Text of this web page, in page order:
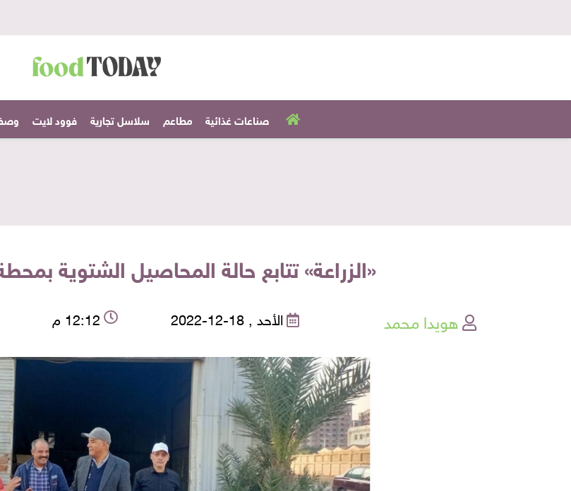
صناعات غذائية مطاعم سلاسل تجارية فوود لايت
«الزراعة» تتابع حالة المحاصيل الشتوية
هويدا محمد الأحد , 18-12-2022 12:12 م